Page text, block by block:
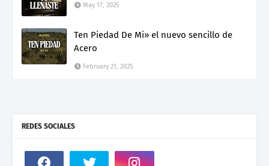
May 17, 2025
Ten Piedad De Mi» el nuevo sencillo de
Acero
February 21, 2025
REDES SOCIALES